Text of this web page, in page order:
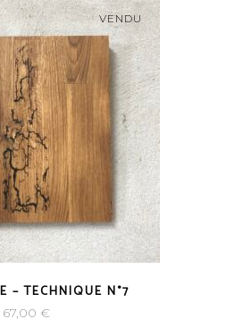
VENDU
– TECHNIQUE N°7
67,00 €